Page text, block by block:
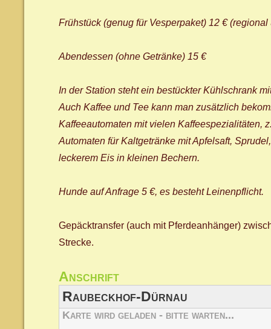
Frühstück (genug für Vesperpaket) 12 €
Abendessen (ohne Getränke) 15 €
In der Station steht ein bestückter Kühlschrank
Auch Kaffee und Tee kann man zusätzlich
Kaffeeautomaten mit vielen Kaffeespezialitäten,
Automaten für Kaltgetränke mit Apfelsaft,
leckerem Eis in kleinen Bechern.
Hunde auf Anfrage 5 €, es besteht Leinenpflicht.
Gepäcktransfer (auch mit Pferdeanhänger)
Strecke.
Raubeckhof-Dürnau
Karte wird geladen - bitte warten...